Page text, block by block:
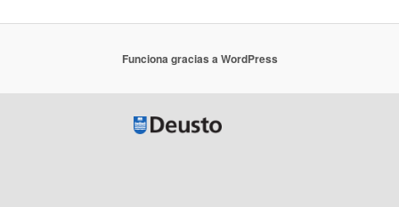
Funciona gracias a WordPress